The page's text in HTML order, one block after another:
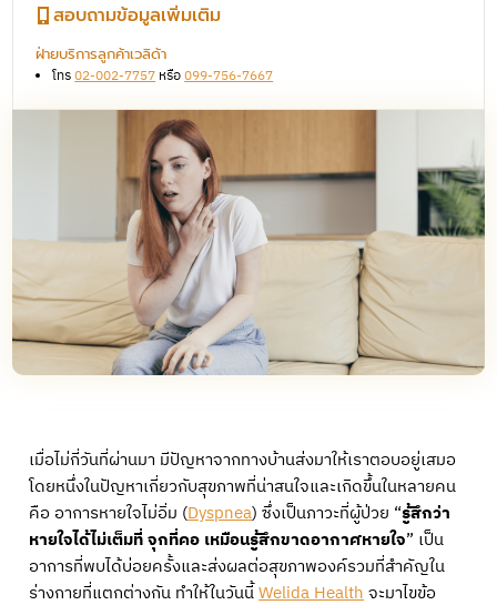
สอบถามข้อมูลเพิ่มเติม
ฝ่ายบริการลูกค้าเวลิด้า
โทร02-002-7757หรือ099-756-7667
เมื่อไม่กี่วันที่ผ่านมา มีปัญหาจากทางบ้านส่งมาให้เราตอบอยู่เสมอ
โดยหนึ่งในปัญหาเกี่ยวกับสุขภาพที่น่าสนใจและเกิดขึ้นในหลายคน
คือ อาการหายใจไม่อิ่ม (Dyspnea) ซึ่งเป็นภาวะที่ผู้ป่วย “รู้สึกว่า
หายใจได้ไม่เต็มที่ จุกที่คอ เหมือนรู้สึกขาดอากาศหายใจ” เป็น
อาการที่พบได้บ่อยครั้งและส่งผลต่อสุขภาพองค์รวมที่สำคัญใน
ร่างกายที่แตกต่างกัน ทำให้ในวันนี้Welida Healthจะมาไขข้อ